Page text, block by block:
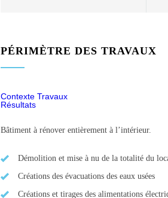
PÉRIMÈTRE DES TRAVAUX
Contexte Travaux
Résultats
Bâtiment à rénover entièrement à l’intérieur.
Démolition et mise à nu de la totalité du
Créations des évacuations des eaux usées
Créations et tirages des alimentations